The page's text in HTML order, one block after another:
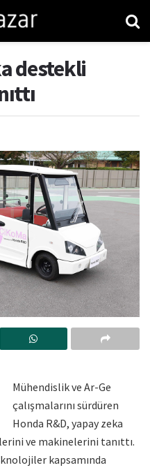
destekli
Mühendislik ve Ar-Ge
çalışmalarını sürdüren
Honda R&D, yapay zeka
ve makinelerini tanıttı.
kapsamında